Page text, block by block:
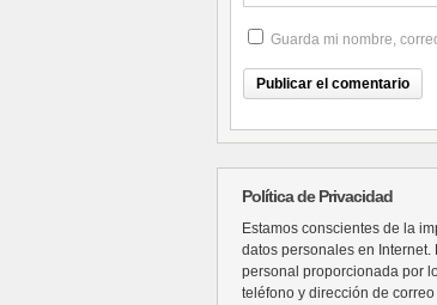
Guarda mi nombre,
Política de Privacidad
Estamos conscientes de la
datos personales en
personal proporcionada por
teléfono y dirección de